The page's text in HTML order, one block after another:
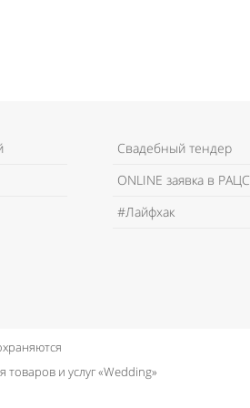
Свадебный тендер
ONLINE заявка в РАЦС
#Лайфхак
товаров и услуг «Wedding»